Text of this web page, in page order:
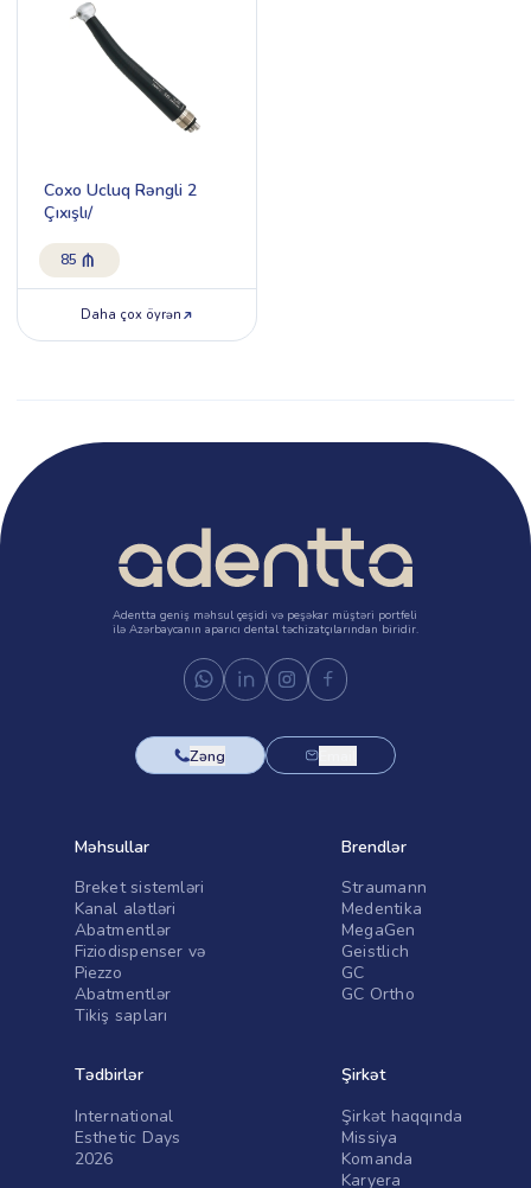
Coxo Ucluq Rəngli 2
Çıxışlı/
85
Daha çox öyrən
Adentta geniş məhsul çeşidi və peşəkar müştəri portfeli
ilə Azərbaycanın aparıcı dental təchizatçılarından biridir.
Zəng
Məhsullar
Breket sistemləri
Kanal alətləri
Abatmentlər
Fiziodispenser və
Piezzo
Abatmentlər
Tikiş sapları
Brendlər
Straumann
Medentika
MegaGen
Geistlich
GC
GC Ortho
Tədbirlər
International
Esthetic Days
2026
Şirkət
Şirkət haqqında
Missiya
Komanda
Karyera